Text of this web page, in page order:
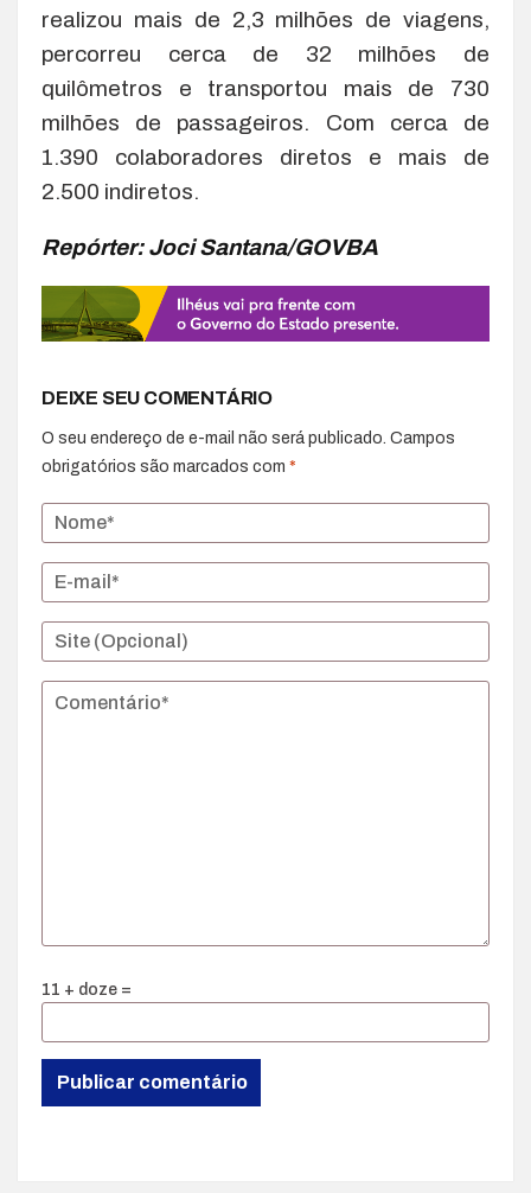
realizou mais de 2,3 milhões de viagens,
percorreu cerca de 32 milhões de
quilômetros e transportou mais de 730
milhões de passageiros. Com cerca de
1.390 colaboradores diretos e mais de
2.500 indiretos.
Repórter: Joci Santana/GOVBA
DEIXE SEU COMENTÁRIO
O seu endereço de e-mail não será publicado. Campos
obrigatórios são marcados com *
11 + doze =